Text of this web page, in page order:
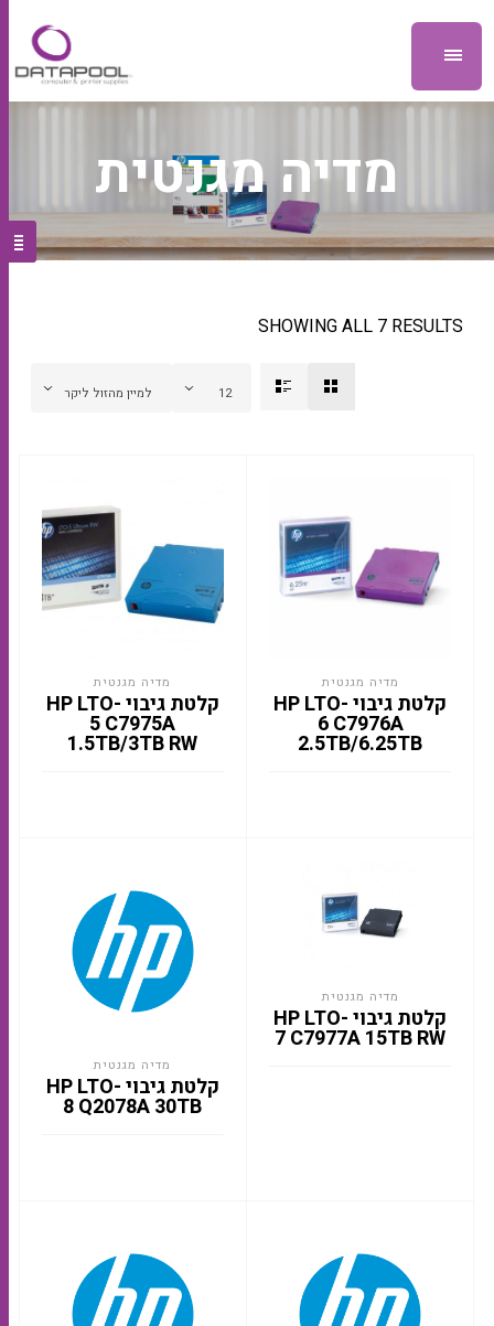
מדיה מגנטית
SHOWING ALL 7 RESULTS
12 למיין מהזול ליקר
מדיה מגנטית
קלטת גיבוי HP LTO-
5 C7975A
1.5TB/3TB RW
מדיה מגנטית
קלטת גיבוי HP LTO-
6 C7976A
2.5TB/6.25TB
מדיה מגנטית
קלטת גיבוי HP LTO-
8 Q2078A 30TB
מדיה מגנטית
קלטת גיבוי HP LTO-
7 C7977A 15TB RW